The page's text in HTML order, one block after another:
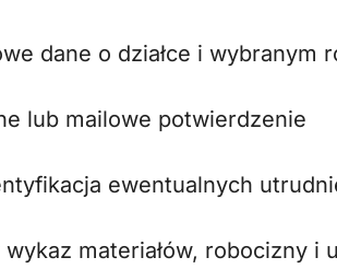
dane o działce i wybranym
lub mailowe potwierdzenie
ewentualnych
materiałów, robocizny i